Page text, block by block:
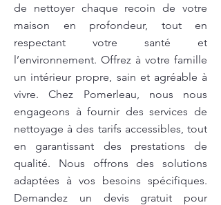
de nettoyer chaque recoin de votre
maison en profondeur, tout en
respectant votre santé et
l’environnement. Offrez à votre famille
un intérieur propre, sain et agréable à
vivre. Chez Pomerleau, nous nous
engageons à fournir des services de
nettoyage à des tarifs accessibles, tout
en garantissant des prestations de
qualité. Nous offrons des solutions
adaptées à vos besoins spécifiques.
Demandez un devis gratuit pour